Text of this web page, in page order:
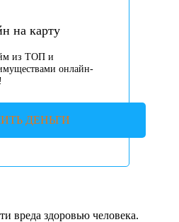
на карту
из ТОП и
онлайн-
ДЕНЬГИ
вреда здоровью человека.